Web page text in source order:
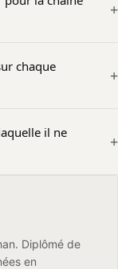
chaque
il ne
Diplômé de
en